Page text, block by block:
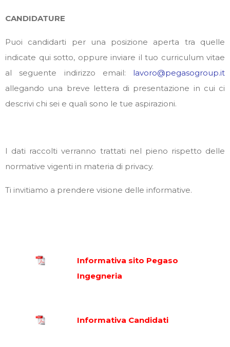
CANDIDATURE
Puoi candidarti per una posizione aperta tra quelle
indicate qui sotto, oppure inviare il tuo curriculum vitae
al seguente indirizzo email: lavoro@pegasogroup.it
allegando una breve lettera di presentazione in cui ci
descrivi chi sei e quali sono le tue aspirazioni.
I dati raccolti verranno trattati nel pieno rispetto delle
normative vigenti in materia di privacy.
Ti invitiamo a prendere visione delle informative.
Informativa sito Pegaso
Ingegneria
Informativa Candidati